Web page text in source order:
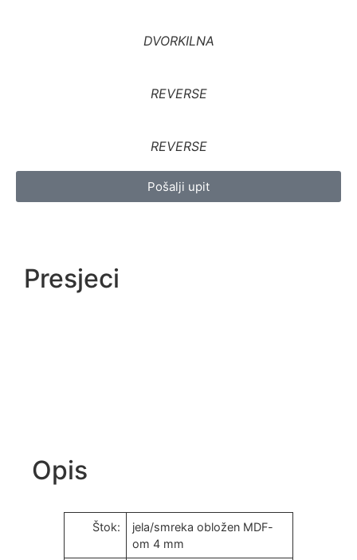
DVORKILNA
REVERSE
REVERSE
Pošalji upit
Presjeci
Opis
Štok:
jela/smreka obložen MDF-
om 4 mm